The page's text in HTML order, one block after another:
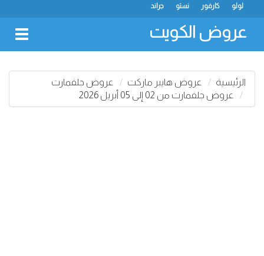
جراند نستو كارفور لولو
عروض الكويت
الرئيسية عروض هايبر ماركت
عروض جلفمارت
عروض جلفمارت من 02 إلى 05 أبريل 2026